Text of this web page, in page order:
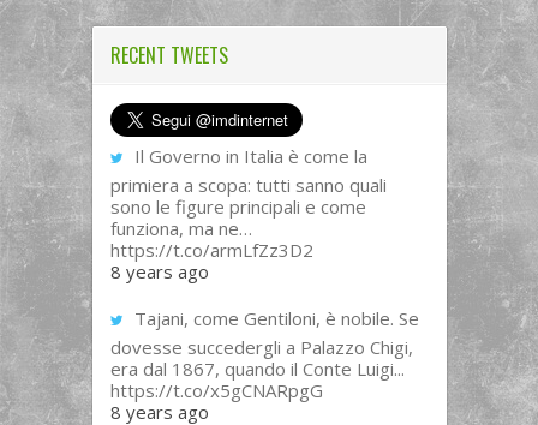
RECENT TWEETS
Il Governo in Italia è come la
primiera a scopa: tutti sanno quali
sono le figure principali e come
funziona, ma ne…
https://t.co/armLfZz3D2
8 years ago
Tajani, come Gentiloni, è nobile. Se
dovesse succedergli a Palazzo Chigi,
era dal 1867, quando il Conte Luigi...
https://t.co/x5gCNARpgG
8 years ago